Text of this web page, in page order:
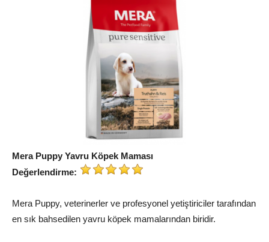
Mera Puppy Yavru Köpek Maması
Değerlendirme:
Mera Puppy, veterinerler ve profesyonel yetiştiriciler tarafından
en sık bahsedilen yavru köpek mamalarından biridir.